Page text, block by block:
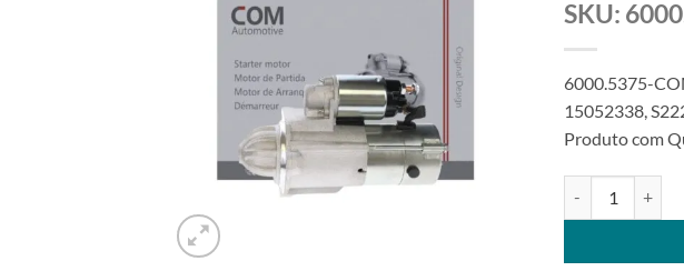
SKU:
6000.5375-
15052338,
Produto com